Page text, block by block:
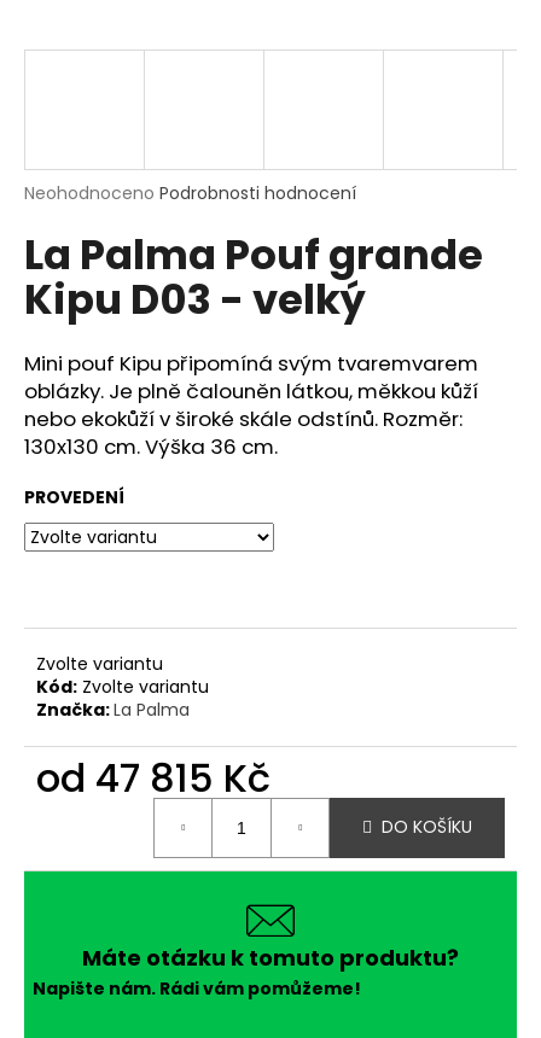
Průměrné
produktu
je
0,0
hvězdiček.
Neohodnoceno Podrobnosti hodnocení
La Palma Pouf grande
Kipu D03 - velký
Mini pouf Kipu připomíná svým tvaremvarem
oblázky. Je plně čalouněn látkou, měkkou kůží
nebo ekokůží v široké skále odstínů. Rozměr:
130x130 cm. Výška 36 cm.
PROVEDENÍ
Zvolte variantu
Kód: Zvolte variantu
Značka:La Palma
od 47 815 Kč
DO KOŠÍKU
Máte otázku k tomuto produktu?
Napište nám. Rádi vám pomůžeme!
j
D
o
p
o
r
u
č
e
m
e